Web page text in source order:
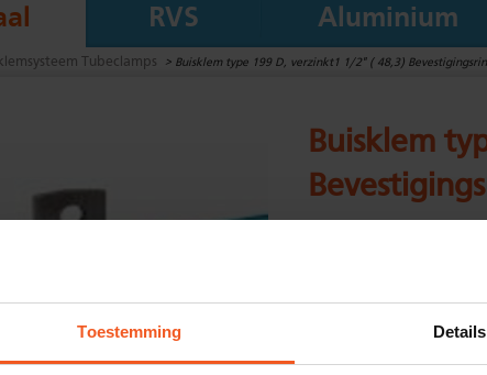
Toestemming Details
RVS Aluminium
Tubeclamps > Buisklem type 199 D, verzinkt1 1/2" ( 48,3)
Buisklem
Standaard maat: